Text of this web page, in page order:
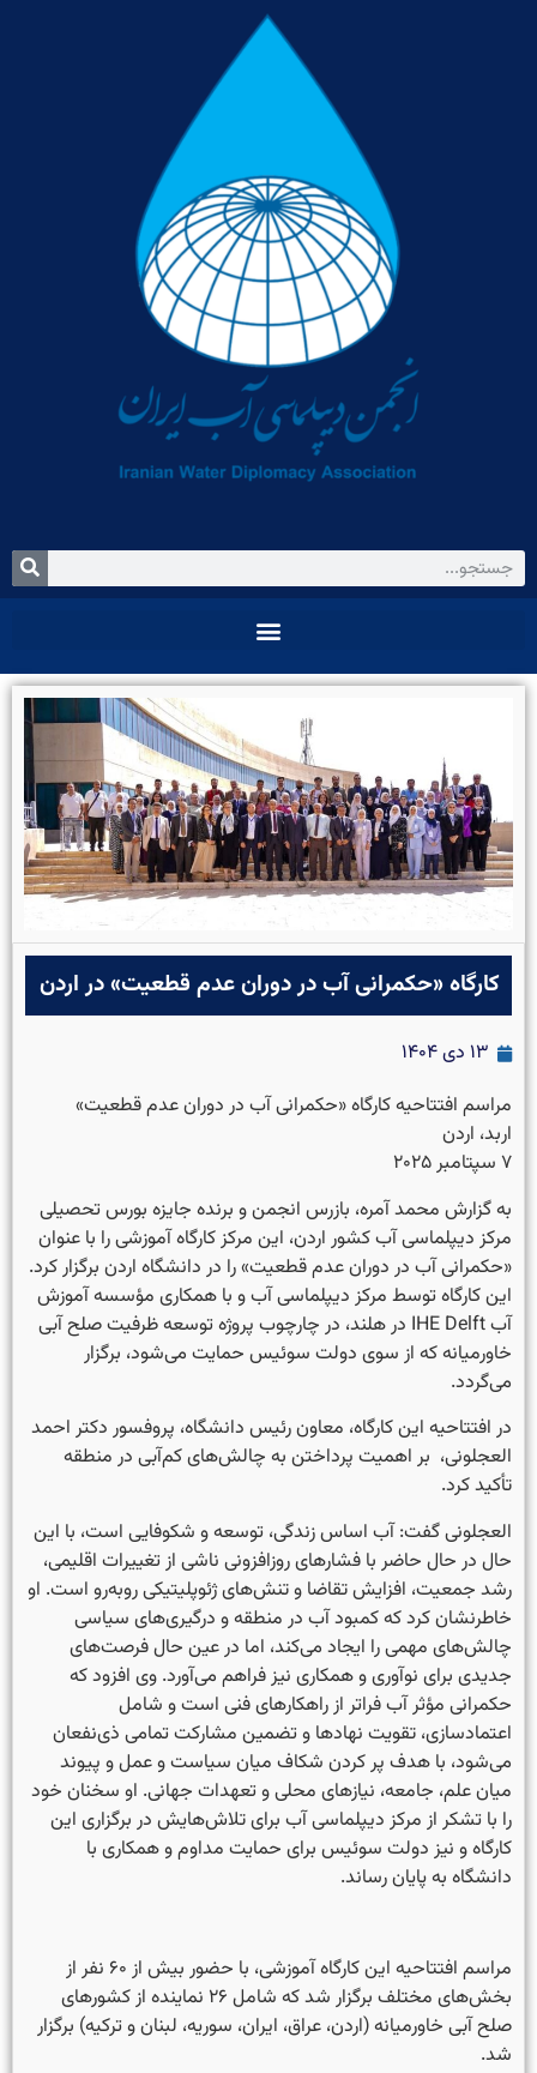
کارگاه «حکمرانی آب در دوران عدم قطعیت» در اردن
۱۳ دی ۱۴۰۴
مراسم افتتاحیه کارگاه «حکمرانی آب در دوران عدم قطعیت»
اربد، اردن
۷ سپتامبر ۲۰۲۵
به گزارش محمد آمره، بازرس انجمن و برنده جایزه بورس تحصیلی
مرکز دیپلماسی آب کشور اردن، این مرکز کارگاه آموزشی را با عنوان
«حکمرانی آب در دوران عدم قطعیت» را در دانشگاه اردن برگزار کرد.
این کارگاه توسط مرکز دیپلماسی آب و با همکاری مؤسسه آموزش
آب IHE Delft در هلند، در چارچوب پروژه توسعه ظرفیت صلح آبی
خاورمیانه که از سوی دولت سوئیس حمایت می‌شود، برگزار
می‌گردد.
در افتتاحیه این کارگاه، معاون رئیس دانشگاه، پروفسور دکتر احمد
العجلونی، بر اهمیت پرداختن به چالش‌های کم‌آبی در منطقه
تأکید کرد.
العجلونی گفت: آب اساس زندگی، توسعه و شکوفایی است، با این
حال در حال حاضر با فشارهای روزافزونی ناشی از تغییرات اقلیمی،
رشد جمعیت، افزایش تقاضا و تنش‌های ژئوپلیتیکی روبه‌رو است. او
خاطرنشان کرد که کمبود آب در منطقه و درگیری‌های سیاسی
چالش‌های مهمی را ایجاد می‌کند، اما در عین حال فرصت‌های
جدیدی برای نوآوری و همکاری نیز فراهم می‌آورد. وی افزود که
حکمرانی مؤثر آب فراتر از راهکارهای فنی است و شامل
اعتمادسازی، تقویت نهادها و تضمین مشارکت تمامی ذی‌نفعان
می‌شود، با هدف پر کردن شکاف میان سیاست و عمل و پیوند
میان علم، جامعه، نیازهای محلی و تعهدات جهانی. او سخنان خود
را با تشکر از مرکز دیپلماسی آب برای تلاش‌هایش در برگزاری این
کارگاه و نیز دولت سوئیس برای حمایت مداوم و همکاری با
دانشگاه به پایان رساند.
مراسم افتتاحیه این کارگاه آموزشی، با حضور بیش از ۶۰ نفر از
بخش‌های مختلف برگزار شد که شامل ۲۶ نماینده از کشورهای
صلح آبی خاورمیانه (اردن، عراق، ایران، سوریه، لبنان و ترکیه) برگزار
شد.